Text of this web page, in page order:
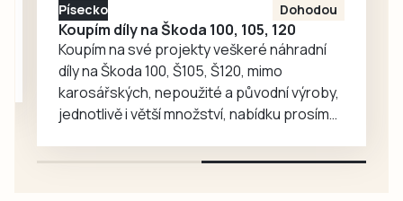
Písecko Dohodou
Koupím díly na Škoda 100, 105, 120
Koupím na své projekty veškeré náhradní
díly na Škoda 100, Š105, Š120, mimo
karosářských, nepoužité a původní výroby,
jednotlivě i větší množství, nabídku prosím